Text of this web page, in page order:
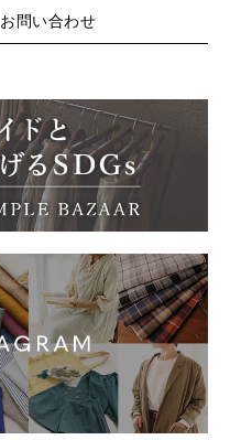
お問い合わせ